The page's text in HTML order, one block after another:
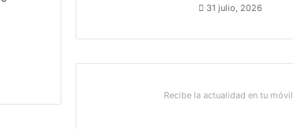
31 julio, 2026
Recibe la actualidad en tu móvil